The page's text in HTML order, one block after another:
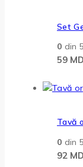
Set
0 din 5
59
Tavă
0 din 5
92